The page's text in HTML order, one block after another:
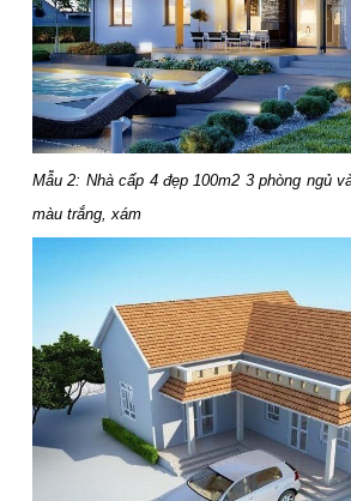
Mẫu 2: Nhà cấp 4 đẹp 100m2 3 phòng ngủ
màu trắng, xám